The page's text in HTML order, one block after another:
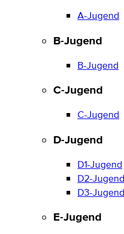
A-Jugend
B-Jugend
B-Jugend
C-Jugend
C-Jugend
D-Jugend
D1-Jugend
D2-Jugend
D3-Jugend
E-Jugend